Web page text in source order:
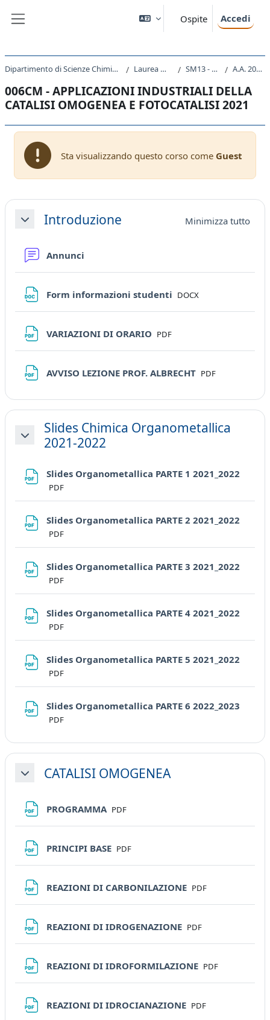
Ospite Accedi
Dipartimento di Scienze Chimiche e Farmaceutiche Laurea Magistrale SM13 - CHIMICA A.A. 2021 - 2022
006CM - APPLICAZIONI INDUSTRIALI DELLA
CATALISI OMOGENEA E FOTOCATALISI 2021
Sta visualizzando questo corso come Guest
Schema della sezione
MinimizzaIntroduzione Minimizza tutto
Annunci
Form informazioni studenti File
DOCX
VARIAZIONI DI ORARIO File
PDF
AVVISO LEZIONE PROF. ALBRECHT File
PDF
Minimizza
Slides Chimica Organometallica
2021-2022
Slides Organometallica PARTE 1 2021_2022
PDF
Slides Organometallica PARTE 2 2021_2022
PDF
Slides Organometallica PARTE 3 2021_2022
PDF
Slides Organometallica PARTE 4 2021_2022
PDF
Slides Organometallica PARTE 5 2021_2022
PDF
Slides Organometallica PARTE 6 2022_2023
PDF
MinimizzaCATALISI OMOGENEA
PROGRAMMA File
PDF
PRINCIPI BASE File
PDF
REAZIONI DI CARBONILAZIONE File
PDF
REAZIONI DI IDROGENAZIONE File
PDF
REAZIONI DI IDROFORMILAZIONE File
PDF
REAZIONI DI IDROCIANAZIONE File
PDF